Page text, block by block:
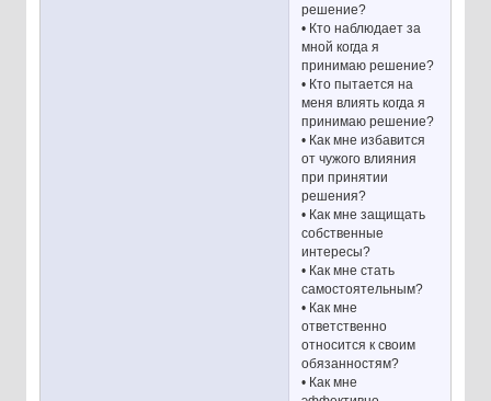
решение?
• Кто наблюдает за
мной когда я
принимаю решение?
• Кто пытается на
меня влиять когда я
принимаю решение?
• Как мне избавится
от чужого влияния
при принятии
решения?
• Как мне защищать
собственные
интересы?
• Как мне стать
самостоятельным?
• Как мне
ответственно
относится к своим
обязанностям?
• Как мне